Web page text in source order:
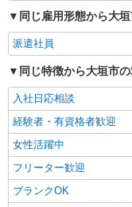
派遣社員
株式会社kotrio /●NG-H-
大垣
へ★
通
同じ雇用形態から大
派遣社員
同じ特徴から大垣市
入社日応相談
経験者・有資格者歓迎
女性活躍中
フリーター歓迎
ブランクOK